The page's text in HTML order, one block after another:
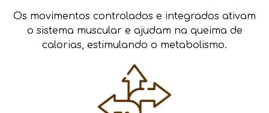
Os movimentos controlados e integrados ativam
o sistema muscular e ajudam na queima de
calorias, estimulando o metabolismo.